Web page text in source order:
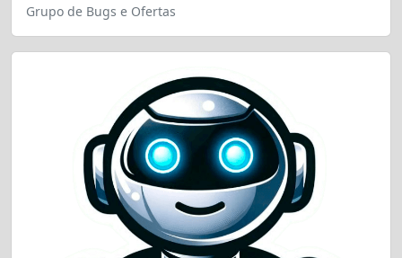
Grupo de Bugs e Ofertas